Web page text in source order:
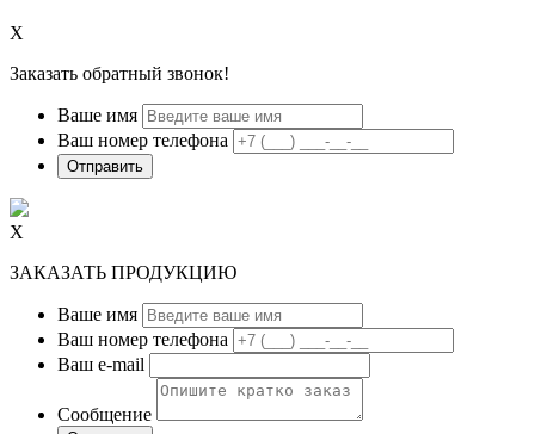
Х
Заказать обратный звонок!
Ваше имя
Ваш номер телефона
Х
ЗАКАЗАТЬ ПРОДУКЦИЮ
Ваше имя
Ваш номер телефона
Ваш e-mail
Сообщение